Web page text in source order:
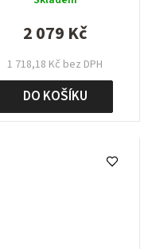
1 718,18 Kč bez DPH
2 079 Kč
DO KOŠÍKU